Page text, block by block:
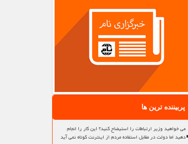
پربیننده ترین ها
می خواهید وزیر ارتباطات را استیضاح کنید؟ این کار را انجام
دهید اما دولت در مقابل استفاده مردم از اینترنت کوتاه نمی آید